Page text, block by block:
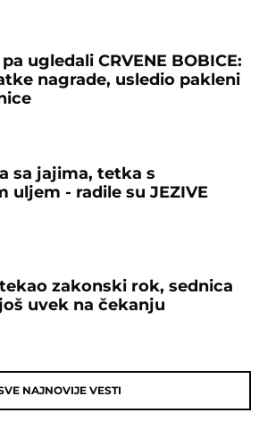
ugledali CRVENE BOBICE:
nagrade, usledio pakleni
sa jajima, tetka s
uljem - radile su JEZIVE
zakonski rok, sednica
uvek na čekanju
NAJNOVIJE VESTI